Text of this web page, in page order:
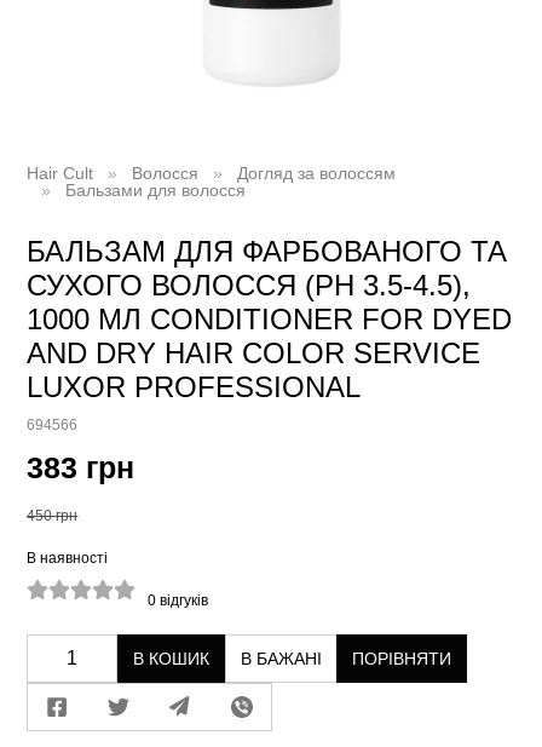
Hair Cult Волосся
Догляд за волоссям
Бальзами для волосся
БАЛЬЗАМ ДЛЯ ФАРБОВАНОГО ТА
СУХОГО ВОЛОССЯ (РН 3.5-4.5),
1000 МЛ CONDITIONER FOR DYED
AND DRY HAIR COLOR SERVICE
LUXOR PROFESSIONAL
694566
383 грн
450 грн
В наявності
0 відгуків
В КОШИК В БАЖАНІ ПОРІВНЯТИ